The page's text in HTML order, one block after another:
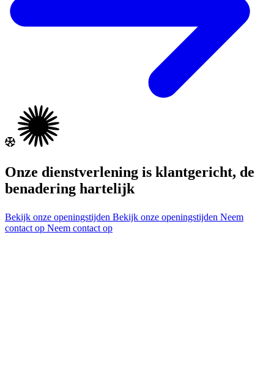
Onze dienstverlening is klantgericht, de
benadering hartelijk
Bekijk onze openingstijden Bekijk onze openingstijden Neem
contact op Neem contact op